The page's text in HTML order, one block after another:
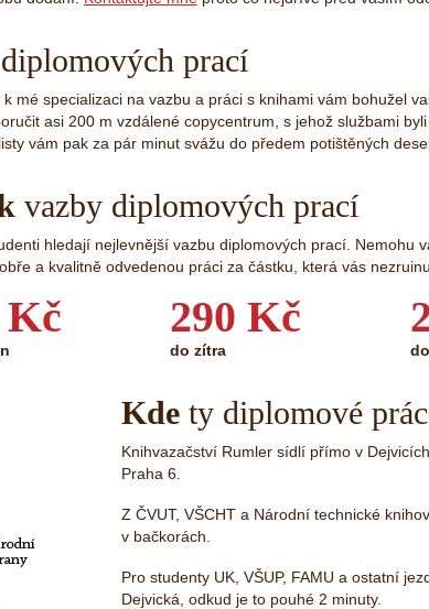
diplomových prací
k mé specializaci na vazbu a práci s knihami vám bohužel
asi 200 m vzdálené copycentrum, s jehož službami
vám pak za pár minut svážu do předem potištěných
vazby diplomových prací
hledají nejlevnější vazbu diplomových prací. Nemohu
a kvalitně odvedenou práci za částku, která vás
Kč 290 Kč
do zítra
Kde ty diplomové
Knihvazačství Rumler sídlí přímo v
Praha 6.
Z ČVUT, VŠCHT a Národní technické
v bačkorách.
Pro studenty UK, VŠUP, FAMU a ostatní
Dejvická, odkud je to pouhé 2 minuty.